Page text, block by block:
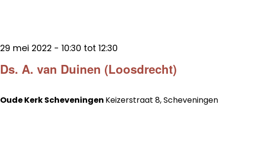
Ds. A. van Duinen (Loosdrecht)
29 mei 2022 - 10:30 tot 12:30
Oude Kerk Scheveningen Keizerstraat 8, Scheveningen